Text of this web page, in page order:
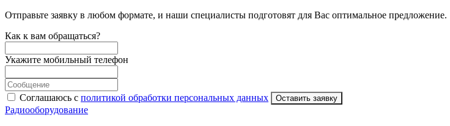
Отправьте заявку в любом формате, и наши специалисты подготовят для Вас оптимальное предложение.
Как к вам обращаться?
Укажите мобильный телефон
Соглашаюсь с политикой обработки персональных данных Оставить заявку
Радиооборудование